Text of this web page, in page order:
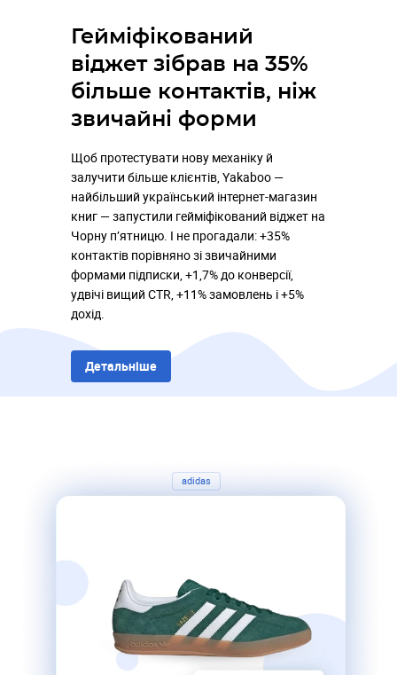
Гейміфікований
віджет зібрав на 35%
більше контактів, ніж
звичайні форми
Щоб протестувати нову механіку й
залучити більше клієнтів, Yakaboo —
найбільший український інтернет-магазин
книг — запустили гейміфікований віджет на
Чорну п’ятницю. І не прогадали: +35%
контактів порівняно зі звичайними
формами підписки, +1,7% до конверсії,
удвічі вищий CTR, +11% замовлень і +5%
дохід.
Детальніше
adidas